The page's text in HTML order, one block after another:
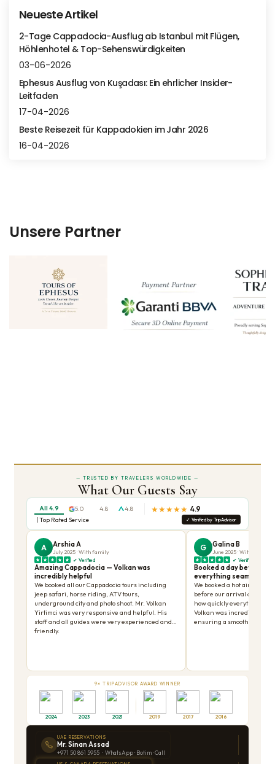
Neueste Artikel
2-Tage Cappadocia-Ausflug ab Istanbul mit Flügen,
Höhlenhotel & Top-Sehenswürdigkeiten
03-06-2026
Ephesus Ausflug von Kuşadası: Ein ehrlicher Insider-
Leitfaden
17-04-2026
Beste Reisezeit für Kappadokien im Jahr 2026
16-04-2026
Unsere Partner